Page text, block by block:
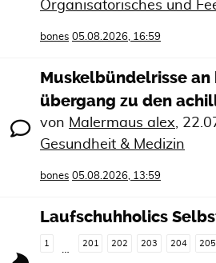
Organisatorisches und
bones 05.08.2026, 16:59
Muskelbündelrisse an
übergang zu den
von Malermaus alex,
Gesundheit & Medizin
bones 05.08.2026, 13:59
Laufschuhholics
1 201 202 203 204 205